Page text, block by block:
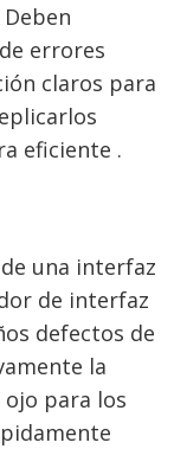
errores
claros para
eficiente .
una interfaz
de interfaz
defectos de
la
para los